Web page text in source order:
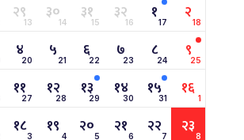
२९13 ३०14 ३१15 ३२16 १17 २18
४20 ५ 21 ६22 ७23 ८24 ९25
११27 १२28 १३29 १४30 १५31 १६ 1
१८3 १९ 4 २०5 २१6 २२7 २३8